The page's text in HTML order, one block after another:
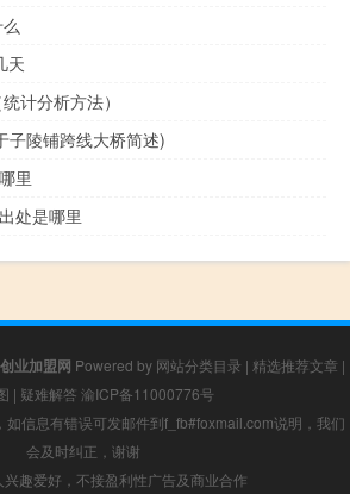
天
计分析方法）
子陵铺跨线大桥简述)
里
处是哪里
业加盟网 Powered by 网站分类目录 | 精选推荐文章 |
| 疑难解答 渝ICP备11000776号
如信息有错误可发邮件到f_fb#foxmail.com说明，我们
会及时纠正，谢谢
趣爱好，不接盈利性广告及商业合作